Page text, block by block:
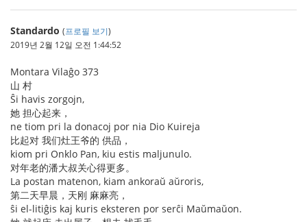
Standardo (프로필 보기)
2019년 2월 12일 오전 1:44:52
Montara Vilaĝo 373
山 村
Ŝi havis zorgojn,
她 担心起来，
ne tiom pri la donacoj por nia Dio Kuireja
比起对 我们灶王爷的 供品，
kiom pri Onklo Pan, kiu estis maljunulo.
对年老的潘大叔关心得更多。
La postan matenon, kiam ankoraŭ aŭroris,
第二天早晨，天刚 麻麻亮，
ŝi el-litiĝis kaj kuris eksteren por serĉi Maŭmaŭon.